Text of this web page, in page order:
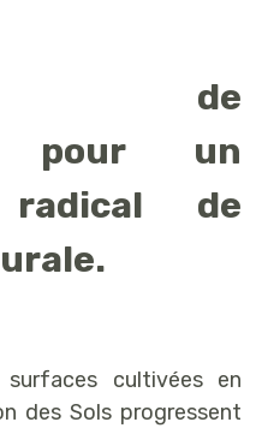
de
pour un
radical de
cultivées en
des Sols progressent